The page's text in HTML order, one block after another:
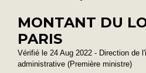
MONTANT DU
PARIS
Vérifié le 24 Aug 2022 - Direction de
administrative (Première ministre)